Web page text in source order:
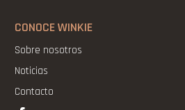
CONOCE WINKIE
Sobre nosotros
Noticias
Contacto